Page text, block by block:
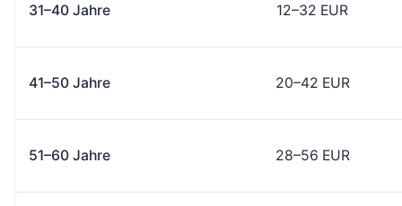
31–40 Jahre 12–32 EUR
41–50 Jahre 20–42 EUR
51–60 Jahre 28–56 EUR